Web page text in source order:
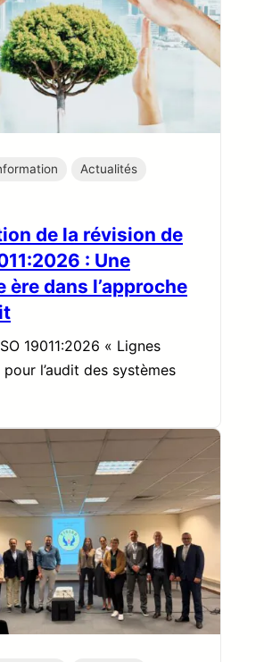
Actualités
de la révision de
: Une
ère dans l’approche
19011:2026 « Lignes
l’audit des systèmes